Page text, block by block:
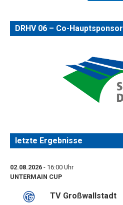
DRHV 06 – Co-Hauptsponsor
letzte Ergebnisse
02.08.2026 - 16:00 Uhr
UNTERMAIN CUP
TV Großwallstadt